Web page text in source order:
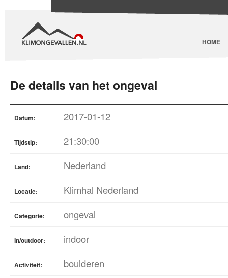
HOME
De details van het ongeval
Datum: 2017-01-12
Tijdstip: 21:30:00
Land: Nederland
Locatie: Klimhal Nederland
Categorie: ongeval
In/outdoor: indoor
Activiteit: boulderen